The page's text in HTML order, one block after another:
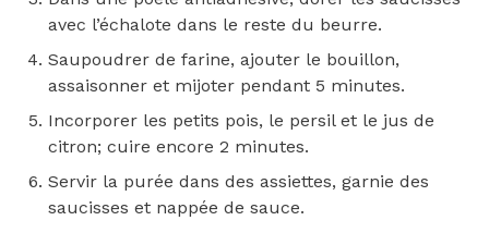
avec l’échalote dans le reste du beurre.
Saupoudrer de farine, ajouter le bouillon,
assaisonner et mijoter pendant 5 minutes.
Incorporer les petits pois, le persil et le jus de
citron; cuire encore 2 minutes.
Servir la purée dans des assiettes, garnie des
saucisses et nappée de sauce.